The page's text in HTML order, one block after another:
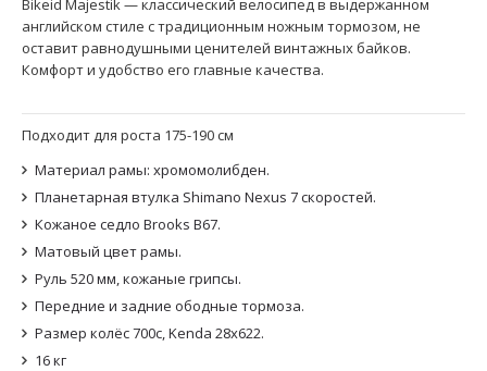
Bikeid Majestik — классический велосипед в выдержанном
английском стиле с традиционным ножным тормозом, не
оставит равнодушными ценителей винтажных байков.
Комфорт и удобство его главные качества.
Подходит для роста 175-190 см
Материал рамы: хромомолибден.
Планетарная втулка Shimano Nexus 7 скоростей.
Кожаное седло Brooks B67.
Матовый цвет рамы.
Руль 520 мм, кожаные грипсы.
Передние и задние ободные тормоза.
Размер колёс 700с, Kenda 28x622.
16 кг